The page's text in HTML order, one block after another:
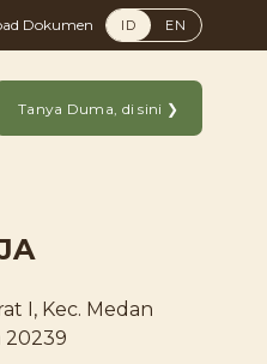
Dokumen ID EN
Tanya Duma, di sini ❯
I, Kec. Medan
20239